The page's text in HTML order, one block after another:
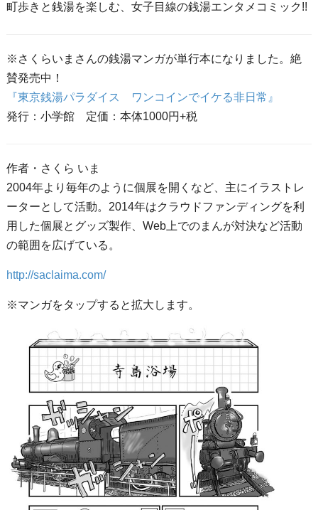
町歩きと銭湯を楽しむ、女子目線の銭湯エンタメコミック!!
※さくらいまさんの銭湯マンガが単行本になりました。絶
賛発売中！
『東京銭湯パラダイス ワンコインでイケる非日常』
発行：小学館 定価：本体1000円+税
作者・さくら いま
2004年より毎年のように個展を開くなど、主にイラストレ
ーターとして活動。2014年はクラウドファンディングを利
用した個展とグッズ製作、Web上でのまんが対決など活動
の範囲を広げている。
http://saclaima.com/
※マンガをタップすると拡大します。